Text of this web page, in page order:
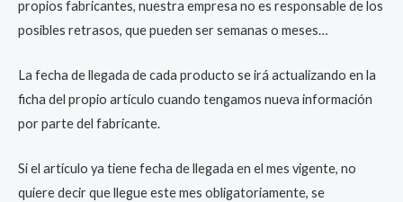
propios fabricantes, nuestra empresa no es responsable de los
posibles retrasos, que pueden ser semanas o meses…
La fecha de llegada de cada producto se irá actualizando en la
ficha del propio artículo cuando tengamos nueva información
por parte del fabricante.
Si el artículo ya tiene fecha de llegada en el mes vigente, no
quiere decir que llegue este mes obligatoriamente, se